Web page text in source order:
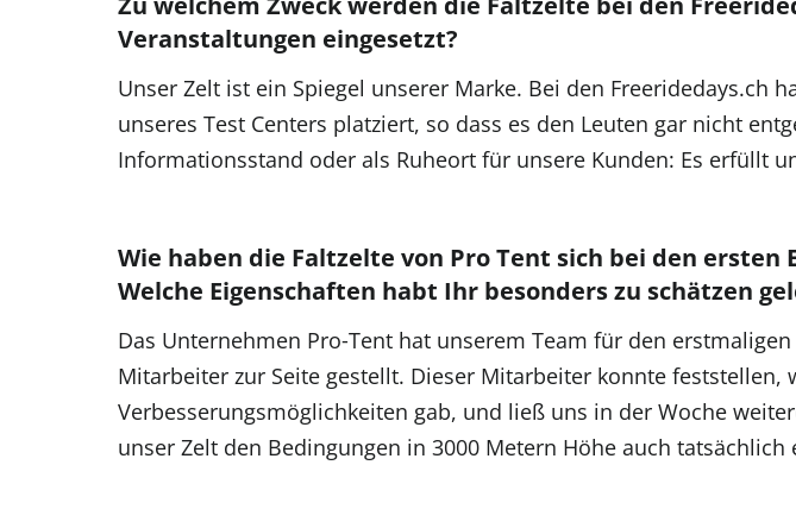
Veranstaltungen eingesetzt?
Unser Zelt ist ein Spiegel unserer Marke. Bei den Freeridedays.ch
unseres Test Centers platziert, so dass es den Leuten gar nicht
Informationsstand oder als Ruheort für unsere Kunden: Es erfüllt
Wie haben die Faltzelte von Pro Tent sich bei den ersten
Welche Eigenschaften habt Ihr besonders zu schätzen
Das Unternehmen Pro‑Tent hat unserem Team für den
Mitarbeiter zur Seite gestellt. Dieser Mitarbeiter konnte feststellen,
Verbesserungsmöglichkeiten gab, und ließ uns in der Woche
unser Zelt den Bedingungen in 3000 Metern Höhe auch tatsächlich